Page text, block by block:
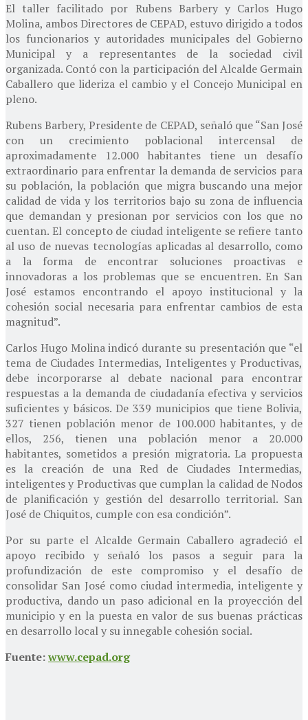
El taller facilitado por Rubens Barbery y Carlos Hugo
Molina, ambos Directores de CEPAD, estuvo dirigido a todos
los funcionarios y autoridades municipales del Gobierno
Municipal y a representantes de la sociedad civil
organizada. Contó con la participación del Alcalde Germain
Caballero que lideriza el cambio y el Concejo Municipal en
pleno.
Rubens Barbery, Presidente de CEPAD, señaló que “San José
con un crecimiento poblacional intercensal de
aproximadamente 12.000 habitantes tiene un desafío
extraordinario para enfrentar la demanda de servicios para
su población, la población que migra buscando una mejor
calidad de vida y los territorios bajo su zona de influencia
que demandan y presionan por servicios con los que no
cuentan. El concepto de ciudad inteligente se refiere tanto
al uso de nuevas tecnologías aplicadas al desarrollo, como
a la forma de encontrar soluciones proactivas e
innovadoras a los problemas que se encuentren. En San
José estamos encontrando el apoyo institucional y la
cohesión social necesaria para enfrentar cambios de esta
magnitud”.
Carlos Hugo Molina indicó durante su presentación que “el
tema de Ciudades Intermedias, Inteligentes y Productivas,
debe incorporarse al debate nacional para encontrar
respuestas a la demanda de ciudadanía efectiva y servicios
suficientes y básicos. De 339 municipios que tiene Bolivia,
327 tienen población menor de 100.000 habitantes, y de
ellos, 256, tienen una población menor a 20.000
habitantes, sometidos a presión migratoria. La propuesta
es la creación de una Red de Ciudades Intermedias,
inteligentes y Productivas que cumplan la calidad de Nodos
de planificación y gestión del desarrollo territorial. San
José de Chiquitos, cumple con esa condición”.
Por su parte el Alcalde Germain Caballero agradeció el
apoyo recibido y señaló los pasos a seguir para la
profundización de este compromiso y el desafío de
consolidar San José como ciudad intermedia, inteligente y
productiva, dando un paso adicional en la proyección del
municipio y en la puesta en valor de sus buenas prácticas
en desarrollo local y su innegable cohesión social.
Fuente:www.cepad.org